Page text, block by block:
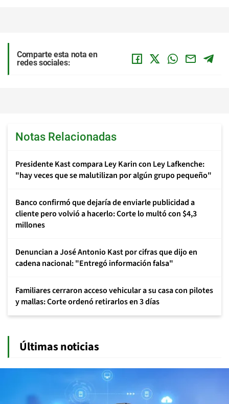
Comparte esta nota en
redes sociales:
Notas Relacionadas
Presidente Kast compara Ley Karin con Ley Lafkenche:
"hay veces que se malutilizan por algún grupo pequeño"
Banco confirmó que dejaría de enviarle publicidad a
cliente pero volvió a hacerlo: Corte lo multó con $4,3
millones
Denuncian a José Antonio Kast por cifras que dijo en
cadena nacional: "Entregó información falsa"
Familiares cerraron acceso vehicular a su casa con pilotes
y mallas: Corte ordenó retirarlos en 3 días
Últimas noticias